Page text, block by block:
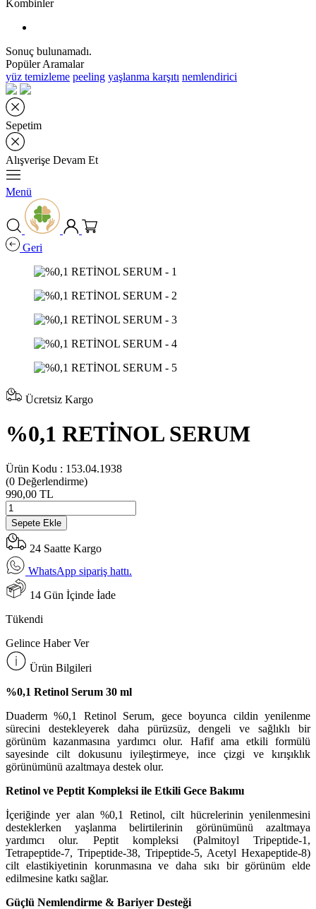
Kombinler
Sonuç bulunamadı.
Popüler Aramalar
yüz temizleme peeling yaşlanma karşıtı nemlendirici
Sepetim
Alışverişe Devam Et
Menü
Geri
Ücretsiz Kargo
%0,1 RETİNOL SERUM
Ürün Kodu : 153.04.1938
(0 Değerlendirme)
990,00 TL
Sepete Ekle
24 Saatte Kargo
WhatsApp sipariş hattı.
14 Gün İçinde İade
Tükendi
Gelince Haber Ver
Ürün Bilgileri
%0,1 Retinol Serum 30 ml
Duaderm %0,1 Retinol Serum, gece boyunca cildin yenilenme
sürecini destekleyerek daha pürüzsüz, dengeli ve sağlıklı bir
görünüm kazanmasına yardımcı olur. Hafif ama etkili formülü
sayesinde cilt dokusunu iyileştirmeye, ince çizgi ve kırışıklık
görünümünü azaltmaya destek olur.
Retinol ve Peptit Kompleksi ile Etkili Gece Bakımı
İçeriğinde yer alan %0,1 Retinol, cilt hücrelerinin yenilenmesini
desteklerken yaşlanma belirtilerinin görünümünü azaltmaya
yardımcı olur. Peptit kompleksi (Palmitoyl Tripeptide-1,
Tetrapeptide-7, Tripeptide-38, Tripeptide-5, Acetyl Hexapeptide-8)
cilt elastikiyetinin korunmasına ve daha sıkı bir görünüm elde
edilmesine katkı sağlar.
Güçlü Nemlendirme & Bariyer Desteği